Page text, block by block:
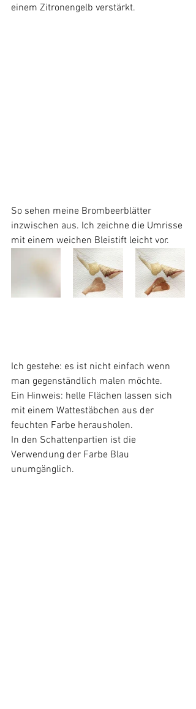
einem Zitronengelb verstärkt.
So sehen meine Brombeerblätter
inzwischen aus. Ich zeichne die Umrisse
mit einem weichen Bleistift leicht vor.
Ich gestehe: es ist nicht einfach wenn
man gegenständlich malen möchte.
Ein Hinweis: helle Flächen lassen sich
mit einem Wattestäbchen aus der
feuchten Farbe herausholen.
In den Schattenpartien ist die
Verwendung der Farbe Blau
unumgänglich.